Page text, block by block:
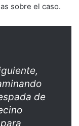
sobre el caso.
de